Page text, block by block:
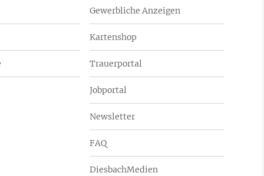
Gewerbliche Anzeigen
Kartenshop
Trauerportal
Jobportal
Newsletter
FAQ
DiesbachMedien